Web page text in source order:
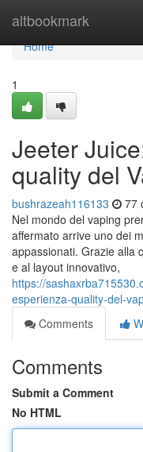
altbookmark
Home
Home
1
Jeeter
quality del
bushrazeah116133 77
Nel mondo del vaping
affermato arrive uno dei
appassionati. Grazie alla
e al layout innovativo,
https://
esperienza-quality-del-
Comments
Comments
Submit a Comment
No HTML